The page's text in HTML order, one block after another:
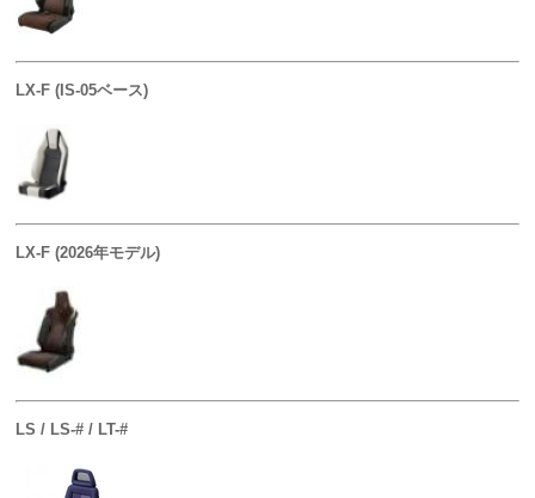
LX-F (IS-05ベース)
LX-F (2026年モデル)
LS / LS-# / LT-#